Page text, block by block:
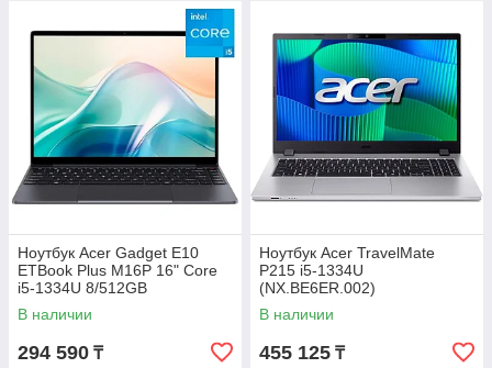
Ноутбук Acer Gadget E10
ETBook Plus M16P 16" Core
i5-1334U 8/512GB
(ZL.OTH11.02P)
В наличии
294 590 ₸
Ноутбук Acer TravelMate
P215 i5-1334U
(NX.BE6ER.002)
В наличии
455 125 ₸